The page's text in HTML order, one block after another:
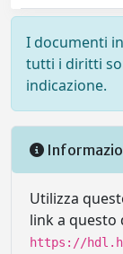
I documenti
tutti i diritti
indicazione.
Utilizza
link a questo
https://